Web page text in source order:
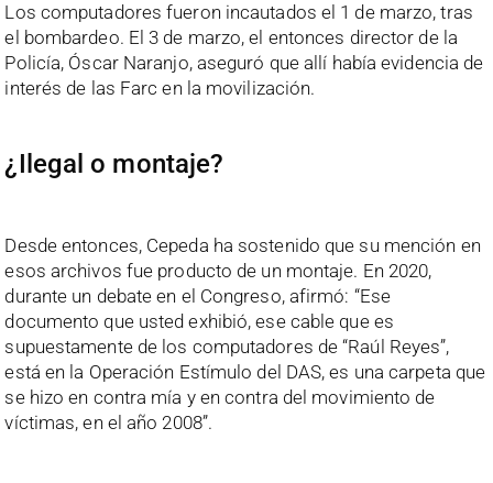
Los computadores fueron incautados el 1 de marzo, tras
el bombardeo. El 3 de marzo, el entonces director de la
Policía, Óscar Naranjo, aseguró que allí había evidencia de
interés de las Farc en la movilización.
¿Ilegal o montaje?
Desde entonces, Cepeda ha sostenido que su mención en
esos archivos fue producto de un montaje. En 2020,
durante un debate en el Congreso, afirmó: “Ese
documento que usted exhibió, ese cable que es
supuestamente de los computadores de “Raúl Reyes”,
está en la Operación Estímulo del DAS, es una carpeta que
se hizo en contra mía y en contra del movimiento de
víctimas, en el año 2008”.